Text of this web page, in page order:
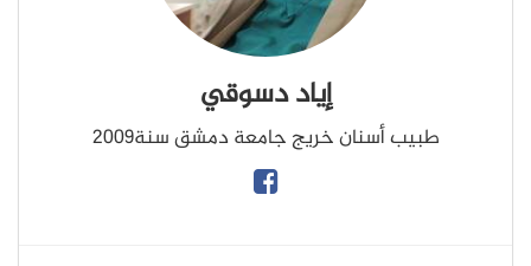
إياد دسوقي
طبيب أسنان خريج جامعة دمشق سنة2009